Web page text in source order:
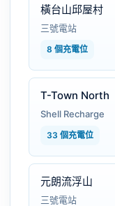
橫台山邱屋村
三號電站
8 個充電位
T-Town North
Shell Recharge
33 個充電位
元朗流浮山
三號電站